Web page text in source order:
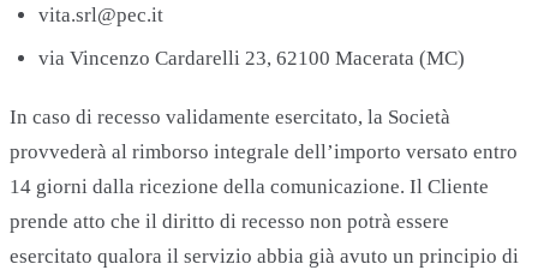
vita.srl@pec.it
via Vincenzo Cardarelli 23, 62100 Macerata (MC)
In caso di recesso validamente esercitato, la Società
provvederà al rimborso integrale dell’importo versato entro
14 giorni dalla ricezione della comunicazione. Il Cliente
prende atto che il diritto di recesso non potrà essere
esercitato qualora il servizio abbia già avuto un principio di